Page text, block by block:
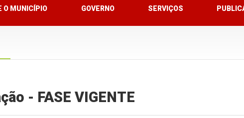
O MUNICÍPIO GOVERNO SERVIÇOS
- FASE VIGENTE